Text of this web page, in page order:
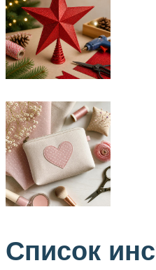
Список